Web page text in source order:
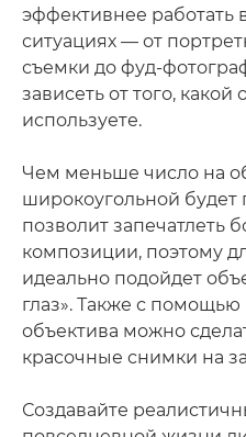
эффективнее работать
ситуациях — от
съемки до фуд-
зависеть от того, какой
используете.
Чем меньше число на
широкоугольной будет
позволит запечатлеть
композиции, поэтому
идеально подойдет
глаз». Также с
объектива можно
красочные снимки на
Создавайте